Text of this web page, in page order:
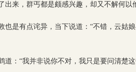
出来，群丐都是颇感兴趣，却又不解何
也是有点诧异，当下说道：“不错，云姑
道：“我并非说你不对，我只是要问清楚